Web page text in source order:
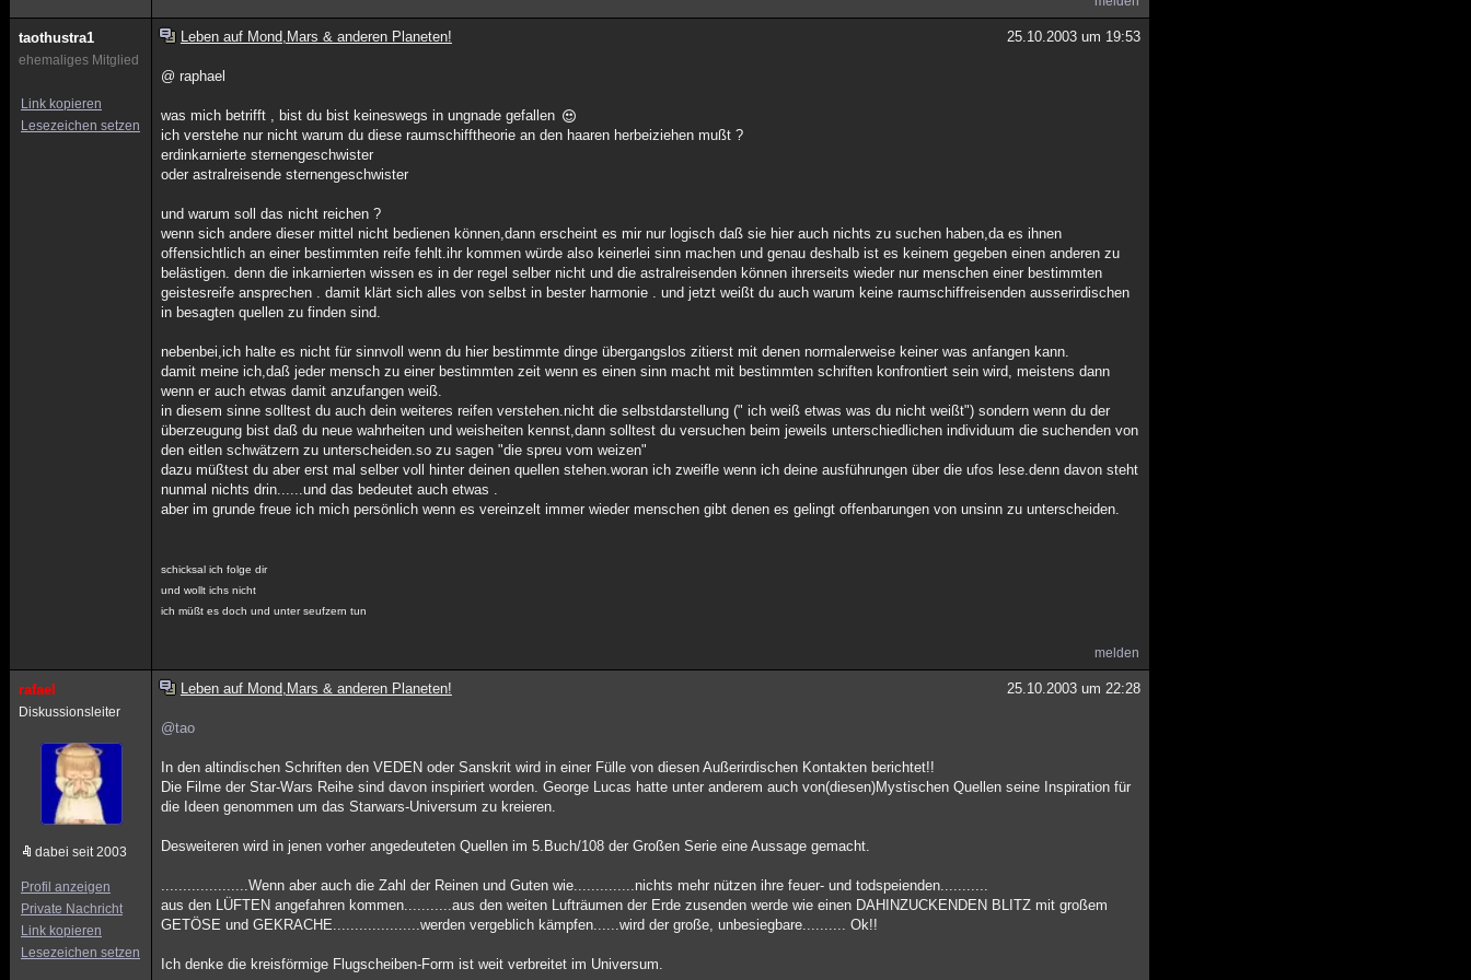
taothustra1
ehemaliges Mitglied
Link kopieren
Lesezeichen setzen
Leben auf Mond,Mars & anderen Planeten! 25.10.2003 um 19:53
@ raphael
was mich betrifft , bist du bist keineswegs in ungnade gefallen
ich verstehe nur nicht warum du diese raumschifftheorie an den haaren herbeiziehen mußt ?
erdinkarnierte sternengeschwister
oder astralreisende sternengeschwister
und warum soll das nicht reichen ?
wenn sich andere dieser mittel nicht bedienen können,dann erscheint es mir nur logisch daß sie hier auch nichts zu suchen haben,da es ihnen
offensichtlich an einer bestimmten reife fehlt.ihr kommen würde also keinerlei sinn machen und genau deshalb ist es keinem gegeben einen anderen zu
belästigen. denn die inkarnierten wissen es in der regel selber nicht und die astralreisenden können ihrerseits wieder nur menschen einer bestimmten
geistesreife ansprechen . damit klärt sich alles von selbst in bester harmonie . und jetzt weißt du auch warum keine raumschiffreisenden ausserirdischen
in besagten quellen zu finden sind.
nebenbei,ich halte es nicht für sinnvoll wenn du hier bestimmte dinge übergangslos zitierst mit denen normalerweise keiner was anfangen kann.
damit meine ich,daß jeder mensch zu einer bestimmten zeit wenn es einen sinn macht mit bestimmten schriften konfrontiert sein wird, meistens dann
wenn er auch etwas damit anzufangen weiß.
in diesem sinne solltest du auch dein weiteres reifen verstehen.nicht die selbstdarstellung (" ich weiß etwas was du nicht weißt") sondern wenn du der
überzeugung bist daß du neue wahrheiten und weisheiten kennst,dann solltest du versuchen beim jeweils unterschiedlichen individuum die suchenden von
den eitlen schwätzern zu unterscheiden.so zu sagen "die spreu vom weizen"
dazu müßtest du aber erst mal selber voll hinter deinen quellen stehen.woran ich zweifle wenn ich deine ausführungen über die ufos lese.denn davon steht
nunmal nichts drin......und das bedeutet auch etwas .
aber im grunde freue ich mich persönlich wenn es vereinzelt immer wieder menschen gibt denen es gelingt offenbarungen von unsinn zu unterscheiden.
schicksal ich folge dir
und wollt ichs nicht
ich müßt es doch und unter seufzern tun
melden
rafael
Diskussionsleiter
dabei seit 2003
Profil anzeigen
Private Nachricht
Link kopieren
Lesezeichen setzen
Leben auf Mond,Mars & anderen Planeten! 25.10.2003 um 22:28
@tao
In den altindischen Schriften den VEDEN oder Sanskrit wird in einer Fülle von diesen Außerirdischen Kontakten berichtet!!
Die Filme der Star-Wars Reihe sind davon inspiriert worden. George Lucas hatte unter anderem auch von(diesen)Mystischen Quellen seine Inspiration für
die Ideen genommen um das Starwars-Universum zu kreieren.
Desweiteren wird in jenen vorher angedeuteten Quellen im 5.Buch/108 der Großen Serie eine Aussage gemacht.
....................Wenn aber auch die Zahl der Reinen und Guten wie..............nichts mehr nützen ihre feuer- und todspeienden...........
aus den LÜFTEN angefahren kommen...........aus den weiten Lufträumen der Erde zusenden werde wie einen DAHINZUCKENDEN BLITZ mit großem
GETÖSE und GEKRACHE....................werden vergeblich kämpfen......wird der große, unbesiegbare.......... Ok!!
Ich denke die kreisförmige Flugscheiben-Form ist weit verbreitet im Universum.